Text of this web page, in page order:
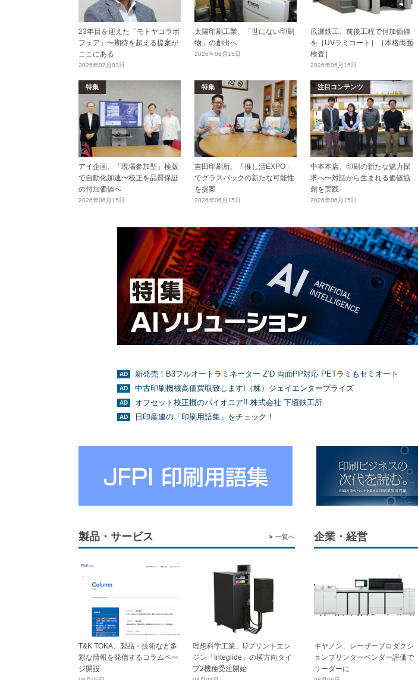
23年目を迎えた「モトヤコラボ
フェア」〜期待を超える提案が
ここにある
2026年07月03日
太陽印刷工業、「世にない印刷
物」の創出へ
2026年06月15日
広瀬鉄工、前後工程で付加価値
を［UVラミコート］［本格両面
検査］
2026年06月15日
特集
アイ企画、「現場参加型」検版
で自動化加速〜校正を品質保証
の付加価値へ
2026年06月15日
特集
吉田印刷所、「推し活EXPO」
でグラスパックの新たな可能性
を提案
2026年06月15日
注目コンテンツ
中本本店、印刷の新たな魅力探
求へ〜対話から生まれる価値協
創を実践
2026年06月15日
新発売！B3フルオートラミネーター Z’D 両面PP対応 PETラミもセミオート
中古印刷機械高価買取致します!（株）ジェイエンタープライズ
オフセット校正機のパイオニア!! 株式会社 下垣鉄工所
日印産連の「印刷用語集」をチェック！
製品・サービス 一覧へ
T&K TOKA、製品・技術など多
彩な情報を発信するコラムペー
ジ開設
理想科学工業、IJプリントエン
ジン「Integlide」の横方向タイ
プ2機種受注開始
企業・経営
キヤノン、レーザープロダクシ
ョンプリンターベンダー評価で
リーダーに